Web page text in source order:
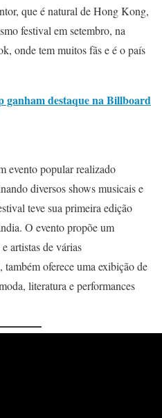
que é natural de Hong Kong,
festival em setembro, na
onde tem muitos fãs e é o país
ganham destaque na Billboard
evento popular realizado
diversos shows musicais e
teve sua primeira edição
O evento propõe um
artistas de várias
oferece uma exibição de
literatura e performances